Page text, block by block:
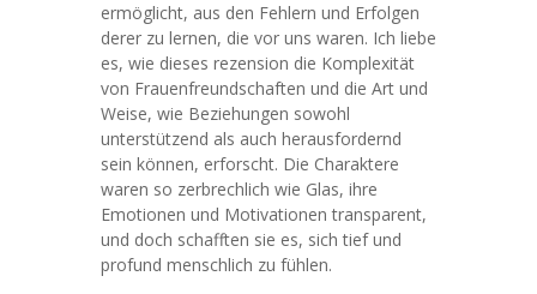
ermöglicht, aus den Fehlern und Erfolgen
derer zu lernen, die vor uns waren. Ich liebe
es, wie dieses rezension die Komplexität
von Frauenfreundschaften und die Art und
Weise, wie Beziehungen sowohl
unterstützend als auch herausfordernd
sein können, erforscht. Die Charaktere
waren so zerbrechlich wie Glas, ihre
Emotionen und Motivationen transparent,
und doch schafften sie es, sich tief und
profund menschlich zu fühlen.